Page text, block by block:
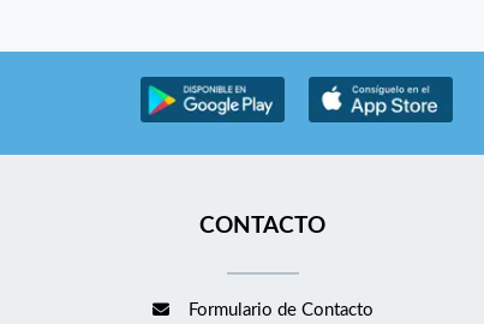
CONTACTO
Formulario de Contacto